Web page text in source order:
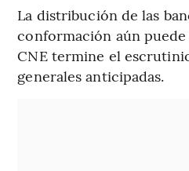
La distribución de las
conformación aún
CNE termine el
generales anticipadas.